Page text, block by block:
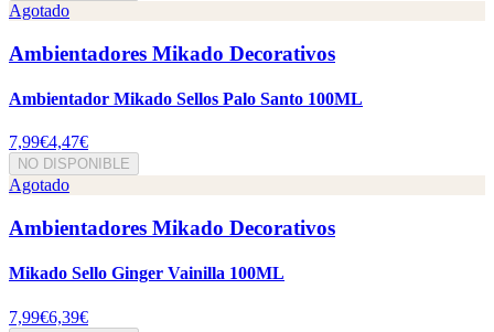
Agotado
Ambientadores Mikado Decorativos
Ambientador Mikado Sellos Palo Santo 100ML
7,99€4,47€
NO DISPONIBLE
Agotado
Ambientadores Mikado Decorativos
Mikado Sello Ginger Vainilla 100ML
7,99€6,39€